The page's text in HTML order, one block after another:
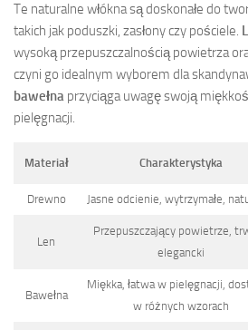
Te naturalne włókna są doskonałe do
takich jak poduszki, zasłony czy pościele.
wysoką przepuszczalnością powietrza
czyni go idealnym wyborem dla
bawełna przyciąga uwagę swoją
pielęgnacji.
Materiał Charakterystyka
Drewno Jasne odcienie, wytrzymałe,
Len
Przepuszczający powietrze,
elegancki
Bawełna
Miękka, łatwa w pielęgnacji,
w różnych wzorach